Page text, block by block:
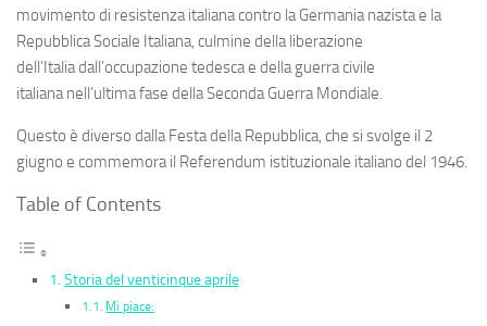
movimento di resistenza italiana contro la Germania nazista e la
Repubblica Sociale Italiana, culmine della liberazione
dell’Italia dall’occupazione tedesca e della guerra civile
italiana nell’ultima fase della Seconda Guerra Mondiale.
Questo è diverso dalla Festadella Repubblica, che si svolge il 2
giugno e commemora il Referendum istituzionale italiano del 1946.
Table of Contents
Storia del venticinque aprile
Mi piace: